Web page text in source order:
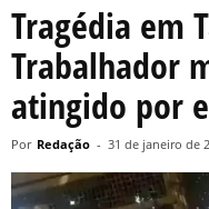
Tragédia em
Trabalhador
atingido por
Por Redação - 31 de janeiro de